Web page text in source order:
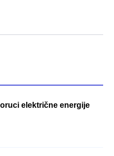
električne energije